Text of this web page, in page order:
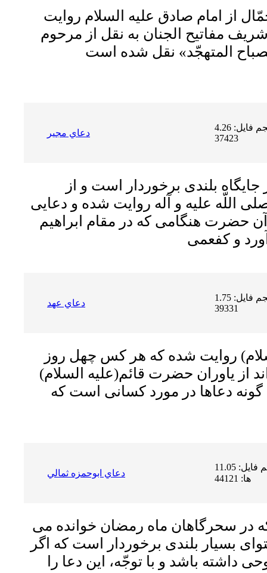
از امام صادق عليه السلام روايت
مفاتيح الجنان به نقل از مرحوم
دعاي مجير
حجم فایل: 4.26 MB | دریافت ها:
37423
جايگاه بلندى برخوردار است و از
عليه و آله روايت شده و دعايى
حضرت هنگامى كه در مقام ابراهيم
دعاي عهد
حجم فایل: 1.75 MB | دریافت ها:
39331
روایت شده که هر کس چهل روز
از یاوران حضرت قائم(علیه السلام)
گونه دعاها در مورد کسانى است که
دعاي ابوحمزه ثمالي
حجم فایل: 11.05 MB | دریافت
ها: 44121
در سحرگاهان ماه رمضان خوانده مى
بسیار بلندى برخوردار است که اگر
داشته باشد و با توجّه، این دعا را